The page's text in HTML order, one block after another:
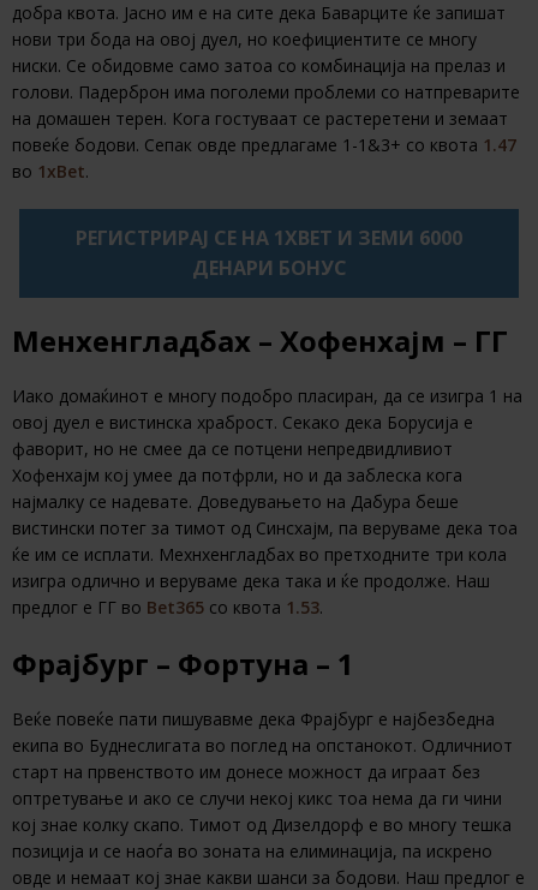
добра квота. Јасно им е на сите дека Баварците ќе запишат
нови три бода на овој дуел, но коефициентите се многу
ниски. Се обидовме само затоа со комбинација на прелаз и
голови. Падерброн има поголеми проблеми со натпреварите
на домашен терен. Кога гостуваат се растеретени и земаат
повеќе бодови. Сепак овде предлагаме 1-1&3+ со квота 1.47
во 1xBet.
РЕГИСТРИРАЈ СЕ НА 1XBET И ЗЕМИ 6000
ДЕНАРИ БОНУС
Менхенгладбах – Хофенхајм – ГГ
Иако домаќинот е многу подобро пласиран, да се изигра 1 на
овој дуел е вистинска храброст. Секако дека Борусија е
фаворит, но не смее да се потцени непредвидливиот
Хофенхајм кој умее да потфрли, но и да заблеска кога
најмалку се надевате. Доведувањето на Дабура беше
вистински потег за тимот од Синсхајм, па веруваме дека тоа
ќе им се исплати. Мехнхенгладбах во претходните три кола
изигра одлично и веруваме дека така и ќе продолже. Наш
предлог е ГГ во Bet365 со квота 1.53.
Фрајбург – Фортуна – 1
Веќе повеќе пати пишувавме дека Фрајбург е најбезбедна
екипа во Буднеслигата во поглед на опстанокот. Одличниот
старт на првенството им донесе можност да играат без
оптретување и ако се случи некој кикс тоа нема да ги чини
кој знае колку скапо. Тимот од Дизелдорф е во многу тешка
позиција и се наоѓа во зоната на елиминација, па искрено
овде и немаат кој знае какви шанси за бодови. Наш предлог е